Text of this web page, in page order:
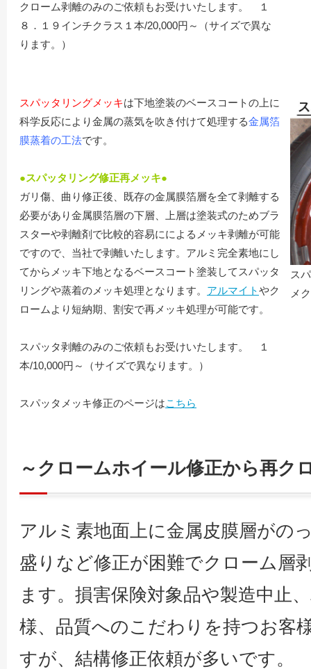
クローム剥離のみのご依頼もお受けいたします。 １
８．１９インチクラス１本/20,000円～（サイズで異な
ります。）
スパッタリングメッキは下地塗装のベースコートの上に
科学反応により金属の蒸気を吹き付けて処理する金属箔
膜蒸着の工法です。
●スパッタリング修正再メッキ●
ガリ傷、曲り修正後、既存の金属膜箔層を全て剥離する
必要があり金属膜箔層の下層、上層は塗装式のためブラ
スターや剥離剤で比較的容易にによるメッキ剥離が可能
ですので、当社で剥離いたします。アルミ完全素地にし
てからメッキ下地となるベースコート塗装してスパッタ
リングや蒸着のメッキ処理となります。 アルマイトやク
ロームより短納期、割安で再メッキ処理が可能です。
スパッタ剥離のみのご依頼もお受けいたします。 １
本/10,000円～（サイズで異なります。）
スパッタメッキ修正のページはこちら
ス
メ
～クロームホイール修正から再ク
アルミ素地面上に金属皮膜層がの
盛りなど修正が困難でクローム層
ます。損害保険対象品や製造中止
様、品質へのこだわりを持つお客
すが、結構修正依頼が多いです。